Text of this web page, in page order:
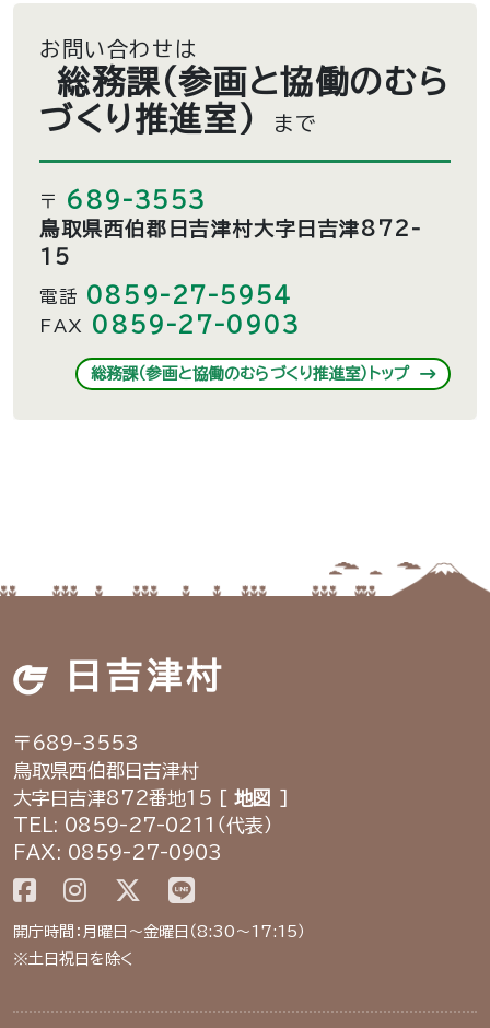
お問い合わせは
総務課（参画と協働のむら
づくり推進室）
まで
〒 689-3553
鳥取県西伯郡日吉津村大字日吉津872-
15
電話 0859-27-5954
FAX 0859-27-0903
総務課（参画と協働のむらづくり推進室）トップ
日吉津村
〒689-3553
鳥取県西伯郡日吉津村
大字日吉津872番地15 [ 地図
]
TEL: 0859-27-0211（代表）
FAX: 0859-27-0903
開庁時間：月曜日～金曜日（8:30～17:15）
※土日祝日を除く